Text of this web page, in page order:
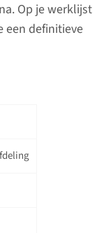
Op je werklijst
een definitieve